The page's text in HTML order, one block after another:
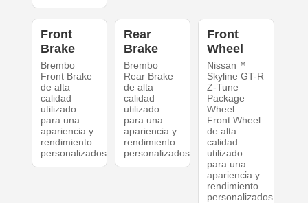
Front
Brake
Brembo
Front Brake
de alta
calidad
utilizado
para una
apariencia y
rendimiento
personalizados.
Rear
Brake
Brembo
Rear Brake
de alta
calidad
utilizado
para una
apariencia y
rendimiento
personalizados.
Front
Wheel
Nissan™
Skyline GT-R
Z-Tune
Package
Wheel
Front Wheel
de alta
calidad
utilizado
para una
apariencia y
rendimiento
personalizados.